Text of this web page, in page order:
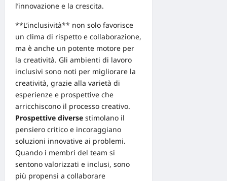
l’innovazione e la crescita.
**L’inclusività** non solo favorisce
un clima di rispetto e collaborazione,
ma è anche un potente motore per
la creatività. Gli ambienti di lavoro
inclusivi sono noti per migliorare la
creatività, grazie alla varietà di
esperienze e prospettive che
arricchiscono il processo creativo.
Prospettive diverse stimolano il
pensiero critico e incoraggiano
soluzioni innovative ai problemi.
Quando i membri del team si
sentono valorizzati e inclusi, sono
più propensi a collaborare